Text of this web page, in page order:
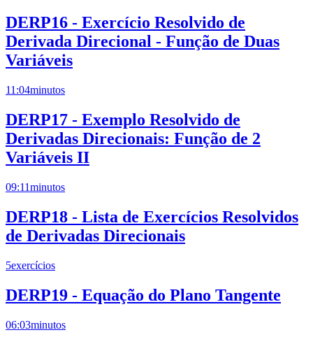
DERP16 - Exercício Resolvido de
Derivada Direcional - Função de Duas
Variáveis
11:04minutos
DERP17 - Exemplo Resolvido de
Derivadas Direcionais: Função de 2
Variáveis II
09:11minutos
DERP18 - Lista de Exercícios Resolvidos
de Derivadas Direcionais
5exercícios
DERP19 - Equação do Plano Tangente
06:03minutos